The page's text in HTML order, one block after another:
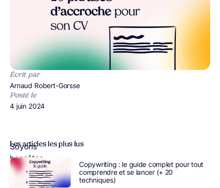
Écrit par
Publié par
Arnaud Robert-Gorsse
Posté le
Publié le
4 juin 2024
Soyons
honnêtes
:
Les articles les plus lus
Copywriting : le guide complet pour tout
comprendre et se lancer (+ 20
techniques)